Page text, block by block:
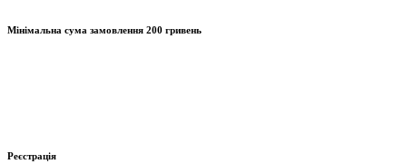
Мінімальна сума замовлення 200 гривень
Реєстрація